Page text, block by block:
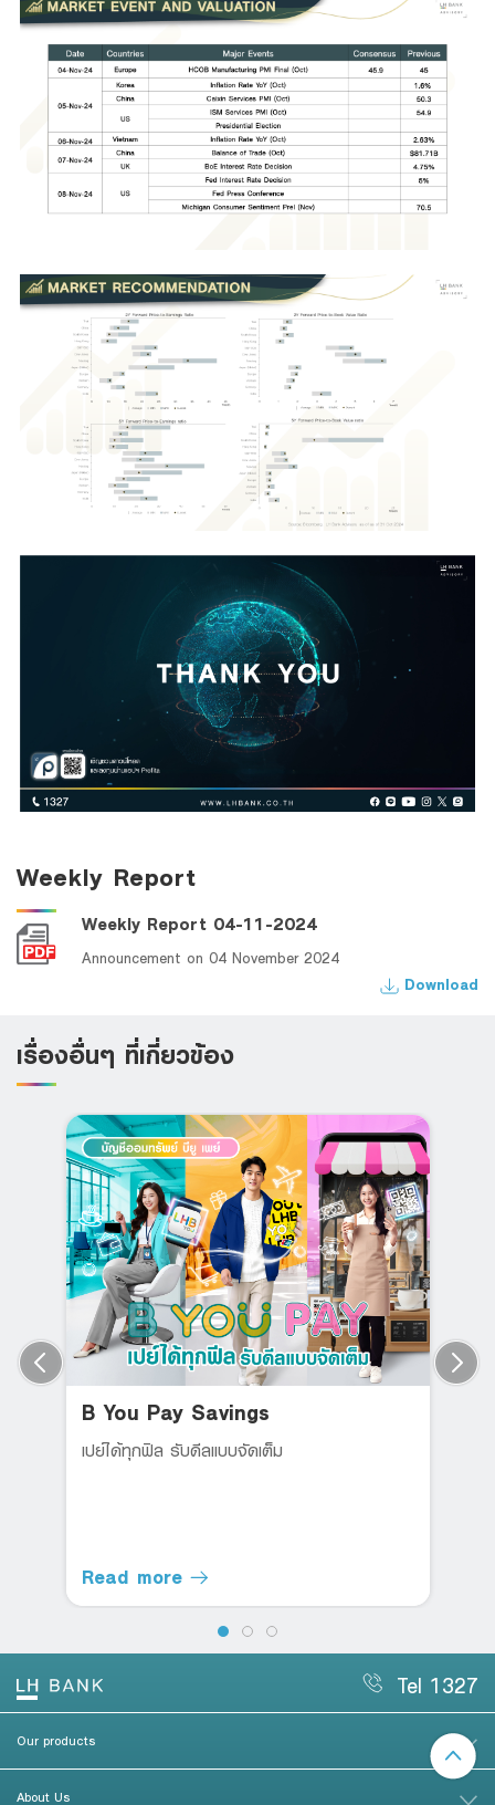
Weekly Report
Weekly Report 04-11-2024
Announcement on 04 November 2024
Download
เรื่องอื่นๆ ที่เกี่ยวข้อง
B You Pay Savings
เปย์ได้ทุกฟิล รับดีลแบบจัดเต็ม
Read more
Tel 1327
Our products
About Us